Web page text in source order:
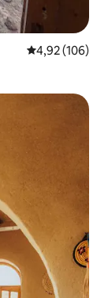
4,92 (106)